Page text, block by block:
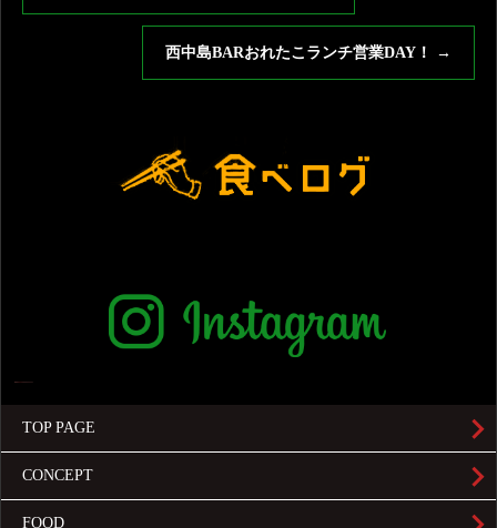
西中島BARおれたこランチ営業DAY！ →
TOP PAGE
CONCEPT
FOOD